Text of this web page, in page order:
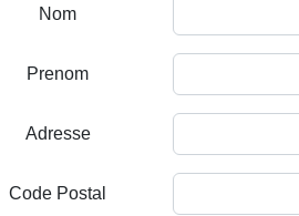
Nom
Prenom
Adresse
Code Postal